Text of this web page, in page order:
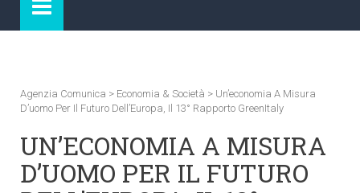
Agenzia Comunica > Economia & Società > Un’economia A Misura
D’uomo Per Il Futuro Dell’Europa, Il 13° Rapporto GreenItaly
UN’ECONOMIA A MISURA
D’UOMO PER IL FUTURO